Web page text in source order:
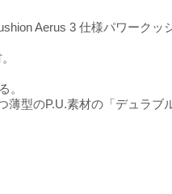
Aerus 3 仕様パワークッ
。
型のP.U.素材の「デュラブ